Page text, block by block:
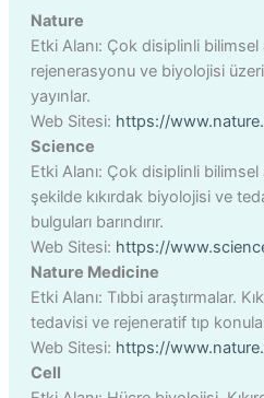
Nature
Etki Alanı: Çok disiplinli bilimsel
rejenerasyonu ve biyolojisi
yayınlar.
Web Sitesi: https://
Science
Etki Alanı: Çok disiplinli bilimsel
şekilde kıkırdak biyolojisi ve
bulguları barındırır.
Web Sitesi: https://
Nature Medicine
Etki Alanı: Tıbbi araştırmalar.
tedavisi ve rejeneratif tıp
Web Sitesi: https://
Cell